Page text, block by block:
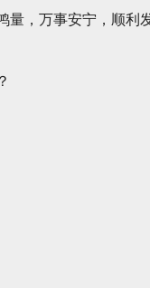
，万事安宁，顺利